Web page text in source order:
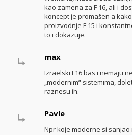
kao zamena za F 16, ali i
koncept je promašen a
proizvodnje F 15 i
to i dokazuje.
max
Izraelski F16 bas i nemaju
„modernim“ sistemima,
raznesu ih.
Pavle
Npr koje moderne si